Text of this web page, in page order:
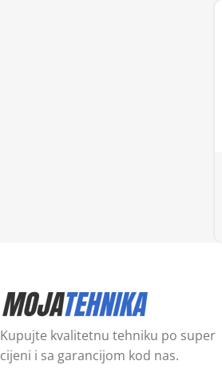
Kupujte kvalitetnu tehniku po super
cijeni i sa garancijom kod nas.